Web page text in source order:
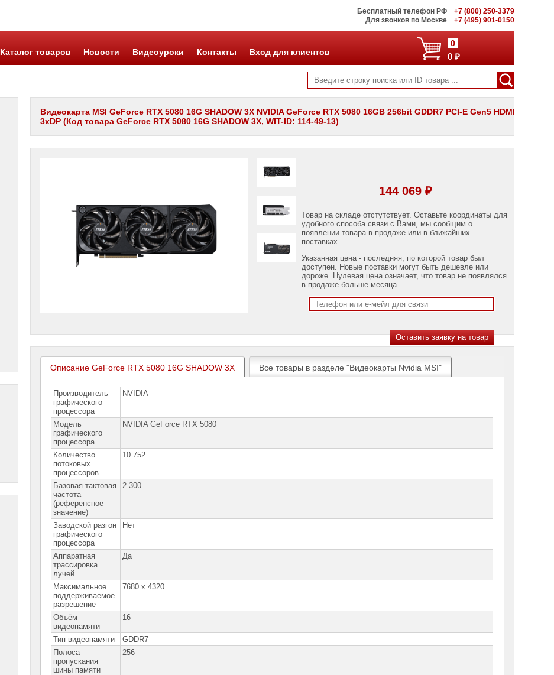
Бесплатный телефон РФ
+7 (800) 250-3379
Для звонков по Москве
+7 (495) 901-0150
0
0 ₽
Каталог товаров Новости Видеоуроки Контакты Вход для клиентов
Видеокарта MSI GeForce RTX 5080 16G SHADOW 3X NVIDIA GeForce RTX 5080 16GB 256bit GDDR7 PCI-E Gen5 HDMI
3xDP (Код товара GeForce RTX 5080 16G SHADOW 3X, WIT-ID: 114-49-13)
144 069 ₽
Товар на складе отстутствует. Оставьте координаты для
удобного способа связи с Вами, мы сообщим о
появлении товара в продаже или в ближайших
поставках.
Указанная цена - последняя, по которой товар был
доступен. Новые поставки могут быть дешевле или
дороже. Нулевая цена означает, что товар не появлялся
в продаже больше месяца.
Описание GeForce RTX 5080 16G SHADOW 3X Все товары в разделе "Видеокарты Nvidia MSI"
Производитель
графического
процессора
NVIDIA
Модель
графического
процессора
NVIDIA GeForce RTX 5080
Количество
потоковых
процессоров
10 752
Базовая тактовая
частота
(референсное
значение)
2 300
Заводской разгон
графического
процессора
Нет
Аппаратная
трассировка
лучей
Да
Максимальное
поддерживаемое
разрешение
7680 x 4320
Объём
видеопамяти
16
Тип видеопамяти
GDDR7
Полоса
пропускания
шины памяти
256